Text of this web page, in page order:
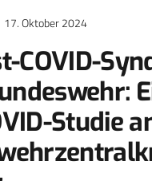
17. Oktober 2024
COVID-
Studie